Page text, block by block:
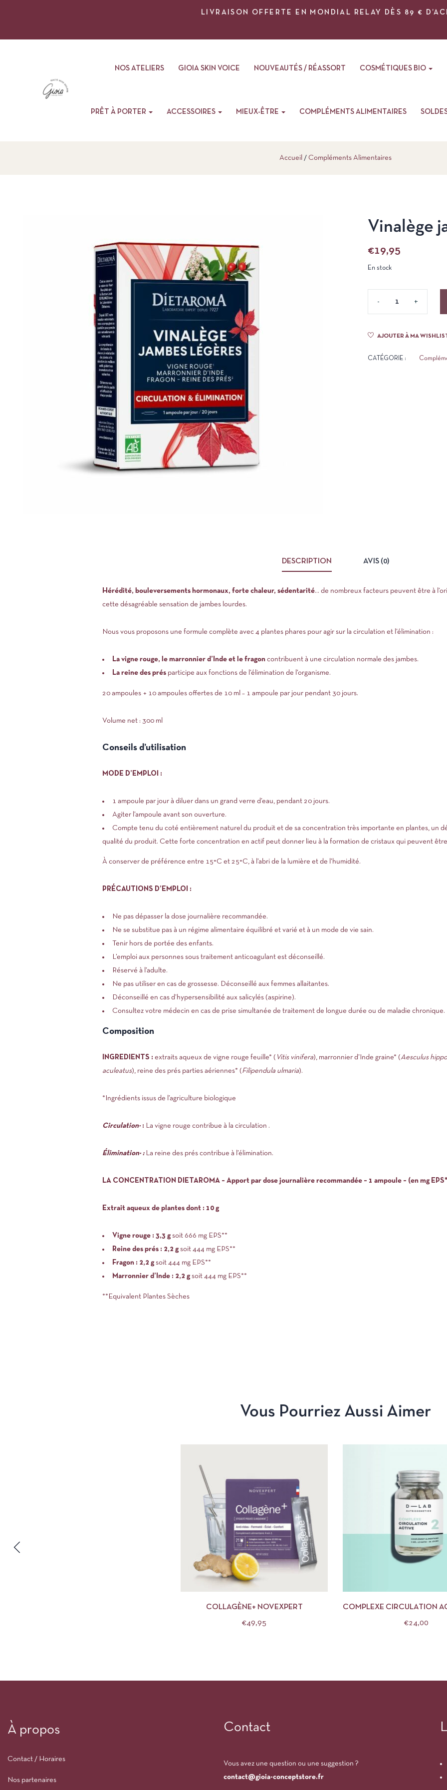
LIVRAISON OFFERTE EN MONDIAL RELAY DÈS 89 €
NOS ATELIERS GIOIA SKIN VOICE NOUVEAUTÉS / RÉASSORT COSMÉTIQUES BIO
PRÊT À PORTER ACCESSOIRES MIEUX-ÊTRE COMPLÉMENTS ALIMENTAIRES
Accueil Compléments Alimentaires
Vinalège
€19,95
En stock
AJOUTER À MA
CATÉGORIE :
DESCRIPTION AVIS (0)
Hérédité, bouleversements hormonaux, forte chaleur, sédentarité… de nombreux facteurs peuvent être à
cette désagréable sensation de jambes lourdes.
Nous vous proposons une formule complète avec 4 plantes phares pour agir sur la circulation et l’élimination :
La vigne rouge, le marronnier d’Inde et le fragon contribuent à une circulation normale des jambes.
La reine des prés participe aux fonctions de l’élimination de l’organisme.
20 ampoules + 10 ampoules offertes de 10 ml – 1 ampoule par jour pendant 30 jours.
Volume net : 300 ml
Conseils d’utilisation
MODE D’EMPLOI :
1 ampoule par jour à diluer dans un grand verre d’eau, pendant 20 jours.
Agiter l’ampoule avant son ouverture.
Compte tenu du coté entièrement naturel du produit et de sa concentration très importante en plantes, un
qualité du produit. Cette forte concentration en actif peut donner lieu à la formation de cristaux qui peuvent être
À conserver de préférence entre 15°C et 25°C, à l’abri de la lumière et de l’humidité.
PRÉCAUTIONS D’EMPLOI :
Ne pas dépasser la dose journalière recommandée.
Ne se substitue pas à un régime alimentaire équilibré et varié et à un mode de vie sain.
Tenir hors de portée des enfants.
L’emploi aux personnes sous traitement anticoagulant est déconseillé.
Réservé à l’adulte.
Ne pas utiliser en cas de grossesse. Déconseillé aux femmes allaitantes.
Déconseillé en cas d’hypersensibilité aux salicylés (aspirine).
Consultez votre médecin en cas de prise simultanée de traitement de longue durée ou de maladie chronique.
Composition
INGREDIENTS : extraits aqueux de vigne rouge feuille* ( Vitis vinifera), marronnier d’Inde graine* (Aesculus
aculeatus), reine des prés parties aériennes* (Filipendula ulmaria).
*Ingrédients issus de l’agriculture biologique
Circulation¹: La vigne rouge contribue à la circulation .
Élimination²:La reine des prés contribue à l’élimination.
LA CONCENTRATION DIETAROMA – Apport par dose journalière recommandée – 1 ampoule – (en mg
Extrait aqueux de plantes dont : 10 g
Vigne rouge : 3,3 gsoit 666 mg EPS**
Reine des prés : 2,2 gsoit 444 mg EPS**
Fragon : 2,2 gsoit 444 mg EPS**
Marronnier d’Inde : 2,2 gsoit 444 mg EPS**
**Equivalent Plantes Sèches
Vous Pourriez Aussi Aimer
APERÇU
COLLAGÈNE+ NOVEXPERT
€49,95
COMPLEXE CIRCULATION
€24,00
À propos
Contact / Horaires
Nos partenaires
Contact
Vous avez une question ou une suggestion ?
contact@gioia-conceptstore.fr